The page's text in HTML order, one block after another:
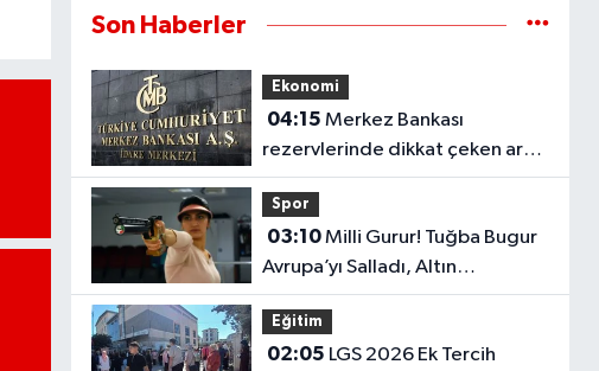
Son Haberler
Ekonomi
04:15
rezervlerinde dikkat çeken artış!
1 haftada 1,8 milyar dolar
yükseldi..
Spor
03:10Milli Gurur! Tuğba Bugur
Avrupa’yı Salladı, Altın
Madalyayı Türkiye’ye Getirdi..
Eğitim
02:05